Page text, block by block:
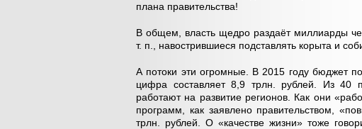
плана правительства!
В общем, власть щедро раздаёт миллиарды
т. п., навострившиеся подставлять корыта и
А потоки эти огромные. В 2015 году бюджет
цифра составляет 8,9 трлн. рублей. Из
работают на развитие регионов. Как они
программ, как заявлено правительством,
трлн. рублей. О «качестве жизни» тоже